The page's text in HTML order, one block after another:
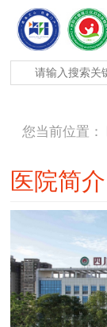
您当前位置：
医院简介